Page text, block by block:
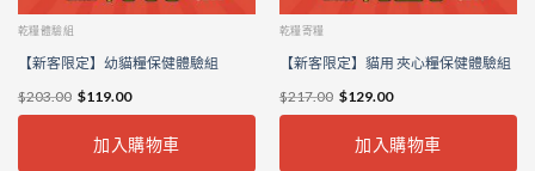
乾糧體驗組
【新客限定】幼貓糧保健體驗組
$203.00 $119.00
加入購物車
乾糧寄糧
【新客限定】貓用 夾心糧保健體驗組
$217.00 $129.00
加入購物車